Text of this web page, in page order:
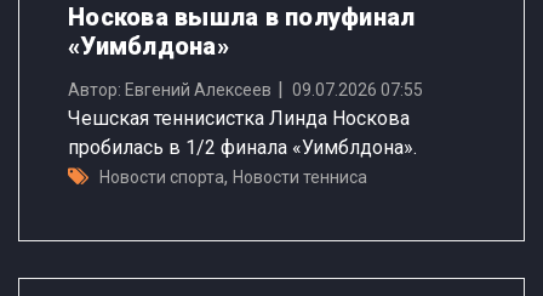
Носкова вышла в полуфинал
«Уимблдона»
Автор: Евгений Алексеев 09.07.2026 07:55
Чешская теннисистка Линда Носкова
пробилась в 1/2 финала «Уимблдона».
Новости спорта, Новости тенниса